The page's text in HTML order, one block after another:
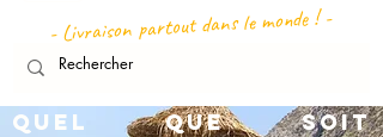
- Livraison partout dans le monde ! -
Quel que soit